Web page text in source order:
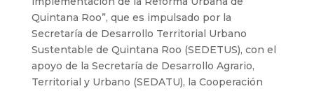
Quintana Roo”, que es impulsado por la
Secretaría de Desarrollo Territorial Urbano
Sustentable de Quintana Roo (SEDETUS), con el
apoyo de la Secretaría de Desarrollo Agrario,
Territorial y Urbano (SEDATU), la Cooperación